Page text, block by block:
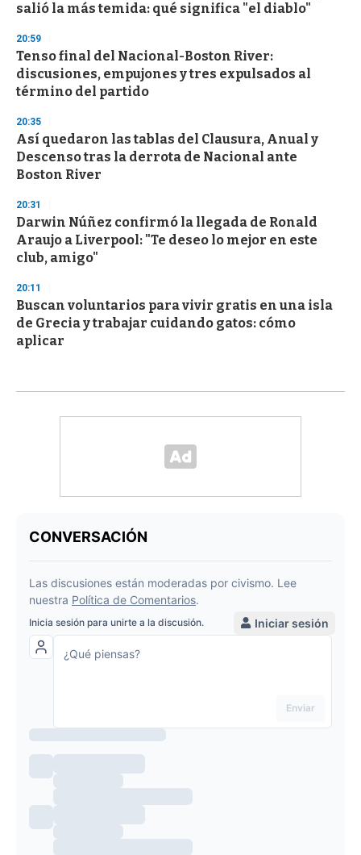
salió la más temida: qué significa "el diablo"
20:59
Tenso final del Nacional-Boston River:
discusiones, empujones y tres expulsados al
término del partido
20:35
Así quedaron las tablas del Clausura, Anual y
Descenso tras la derrota de Nacional ante
Boston River
20:31
Darwin Núñez confirmó la llegada de Ronald
Araujo a Liverpool: "Te deseo lo mejor en este
club, amigo"
20:11
Buscan voluntarios para vivir gratis en una isla
de Grecia y trabajar cuidando gatos: cómo
aplicar